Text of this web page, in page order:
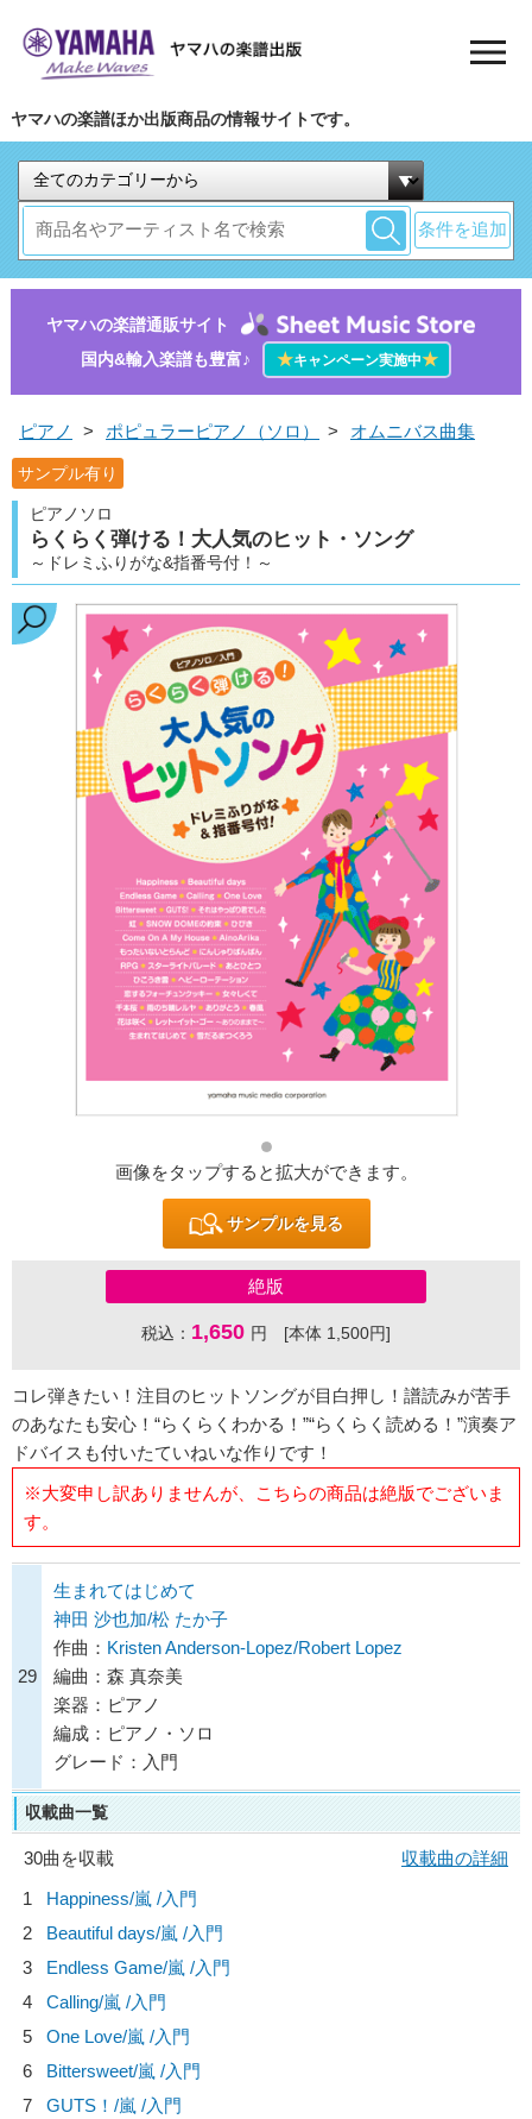
ヤマハの楽譜ほか出版商品の情報サイトです。
条件を追加
ヤマハの楽譜通販サイト
国内&輸入楽譜も豊富♪
★キャンペーン実施中★
ピアノ > ポピュラーピアノ（ソロ） > オムニバス曲集
サンプル有り
ピアノソロ
らくらく弾ける！大人気のヒット・ソング
～ドレミふりがな&指番号付！～
画像をタップすると拡大ができます。
サンプルを見る
絶版
税込： 1,650 円 [本体 1,500円]
コレ弾きたい！注目のヒットソングが目白押し！譜読みが苦手
のあなたも安心！“らくらくわかる！”“らくらく読める！”演奏ア
ドバイスも付いたていねいな作りです！
※大変申し訳ありませんが、こちらの商品は絶版でございま
す。
29
生まれてはじめて
神田 沙也加/松 たか子
作曲： Kristen Anderson-Lopez/Robert Lopez
編曲：森 真奈美
楽器：ピアノ
編成：ピアノ・ソロ
グレード：入門
収載曲一覧
30曲を収載
収載曲の詳細
1
Happiness/嵐 /入門
2
Beautiful days/嵐 /入門
3
Endless Game/嵐 /入門
4
Calling/嵐 /入門
5
One Love/嵐 /入門
6
Bittersweet/嵐 /入門
7
GUTS！/嵐 /入門